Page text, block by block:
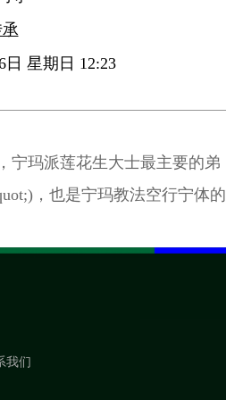
日 星期日 12:23
宁玛派莲花生大士最主要的弟
，也是宁玛教法空行宁体的
我们